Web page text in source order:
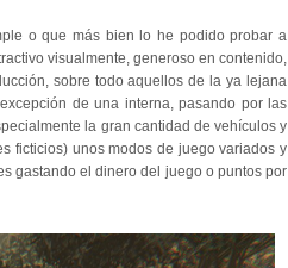
o que más bien lo he podido probar a
visualmente, generoso en contenido,
sobre todo aquellos de la ya lejana
de una interna, pasando por las
la gran cantidad de vehículos y
ficticios) unos modos de juego variados y
gastando el dinero del juego o puntos por